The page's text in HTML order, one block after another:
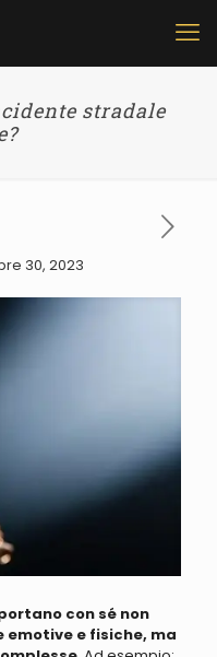
stradale
30, 2023
con sé non
e fisiche, ma